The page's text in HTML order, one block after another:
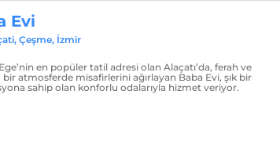
Evi
Çeşme, İzmir
en popüler tatil adresi olan Alaçatı’da, ferah ve
atmosferde misafirlerini ağırlayan Baba Evi, şık bir
sahip olan konforlu odalarıyla hizmet veriyor.